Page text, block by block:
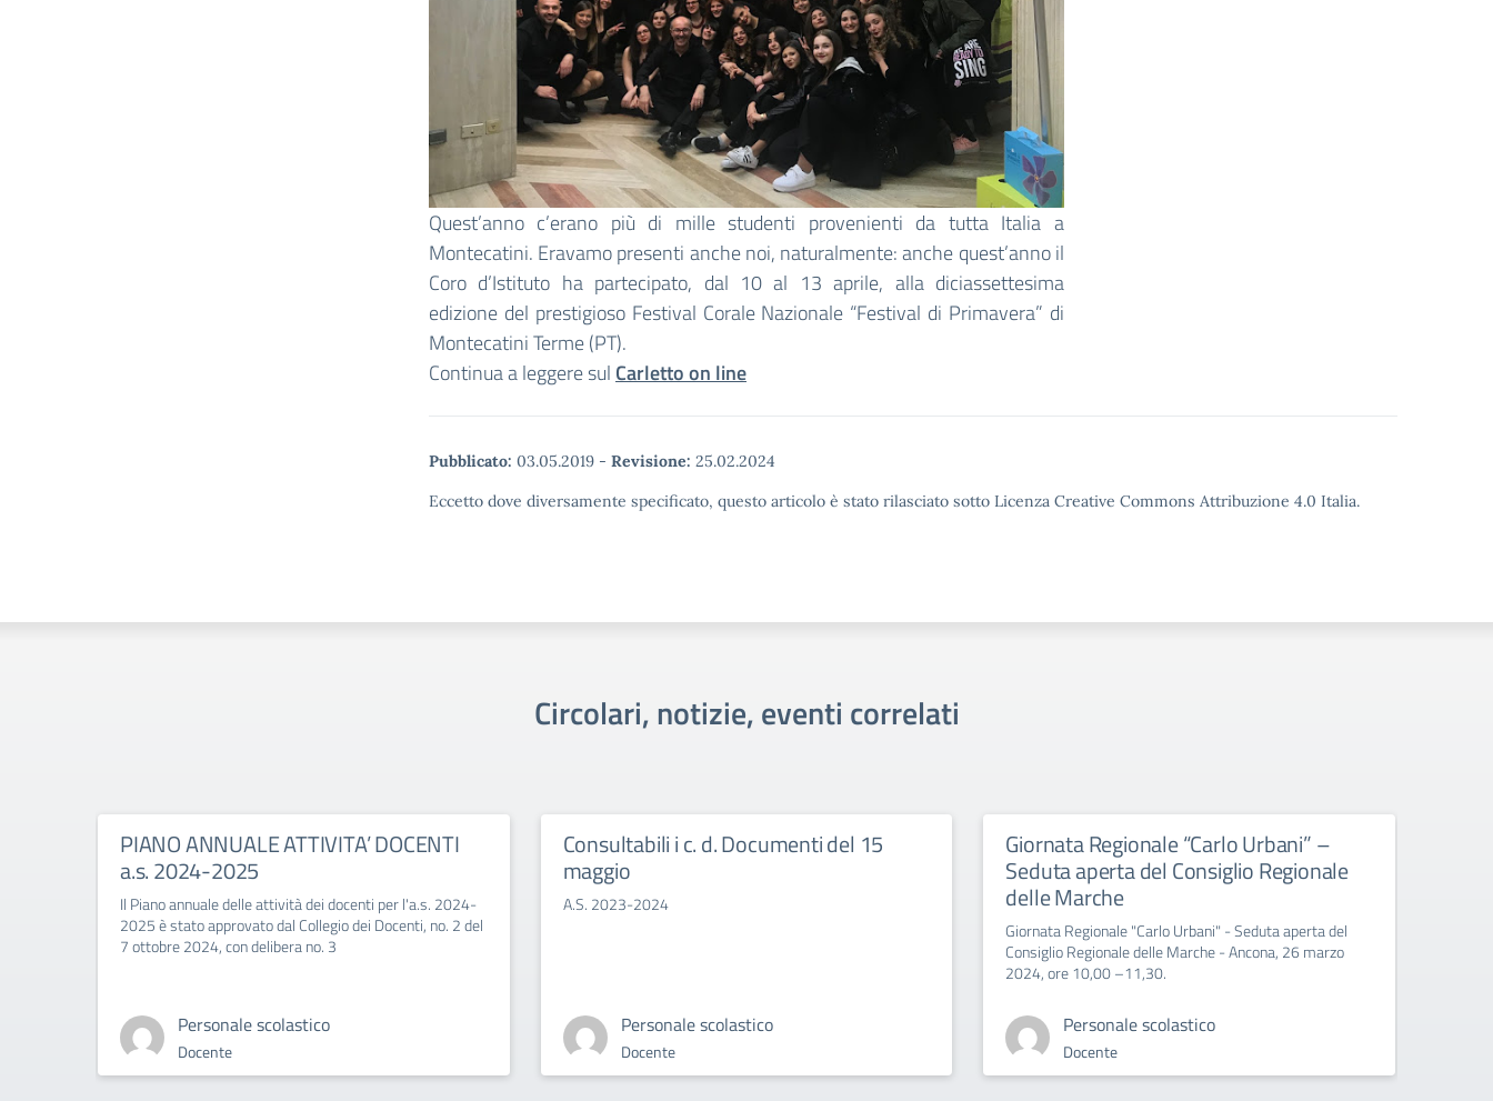
Quest’anno c’erano più di mille studenti provenienti da tutta Italia a
Montecatini. Eravamo presenti anche noi, naturalmente: anche quest’anno il
Coro d’Istituto ha partecipato, dal 10 al 13 aprile, alla diciassettesima
edizione del prestigioso Festival Corale Nazionale “Festival di Primavera” di
Montecatini Terme (PT).
Continua a leggere sul Carletto on line
Pubblicato: 03.05.2019 - Revisione: 25.02.2024
Eccetto dove diversamente specificato, questo articolo è stato rilasciato sotto Licenza Creative Commons Attribuzione 4.0 Italia.
Circolari, notizie, eventi correlati
PIANO ANNUALE ATTIVITA’ DOCENTI
a.s. 2024-2025
Il Piano annuale delle attività dei docenti per l'a.s. 2024-
2025 è stato approvato dal Collegio dei Docenti, no. 2 del
7 ottobre 2024, con delibera no. 3
Personale scolastico
Docente
Consultabili i c. d. Documenti del 15
maggio
A.S. 2023-2024
Personale scolastico
Docente
Giornata Regionale “Carlo Urbani” –
Seduta aperta del Consiglio Regionale
delle Marche
Giornata Regionale "Carlo Urbani" - Seduta aperta del
Consiglio Regionale delle Marche - Ancona, 26 marzo
2024, ore 10,00 –11,30.
Personale scolastico
Docente